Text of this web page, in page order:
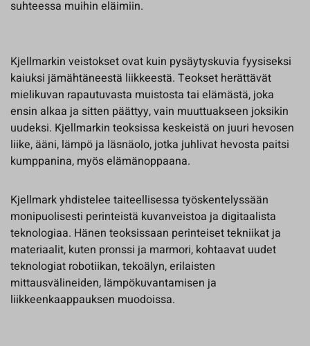
suhteessa muihin eläimiin.
Kjellmarkin veistokset ovat kuin pysäytyskuvia fyysiseksi
kaiuksi jämähtäneestä liikkeestä. Teokset herättävät
mielikuvan rapautuvasta muistosta tai elämästä, joka
ensin alkaa ja sitten päättyy, vain muuttuakseen joksikin
uudeksi. Kjellmarkin teoksissa keskeistä on juuri hevosen
liike, ääni, lämpö ja läsnäolo, jotka juhlivat hevosta paitsi
kumppanina, myös elämänoppaana.
Kjellmark yhdistelee taiteellisessa työskentelyssään
monipuolisesti perinteistä kuvanveistoa ja digitaalista
teknologiaa. Hänen teoksissaan perinteiset tekniikat ja
materiaalit, kuten pronssi ja marmori, kohtaavat uudet
teknologiat robotiikan, tekoälyn, erilaisten
mittausvälineiden, lämpökuvantamisen ja
liikkeenkaappauksen muodoissa.